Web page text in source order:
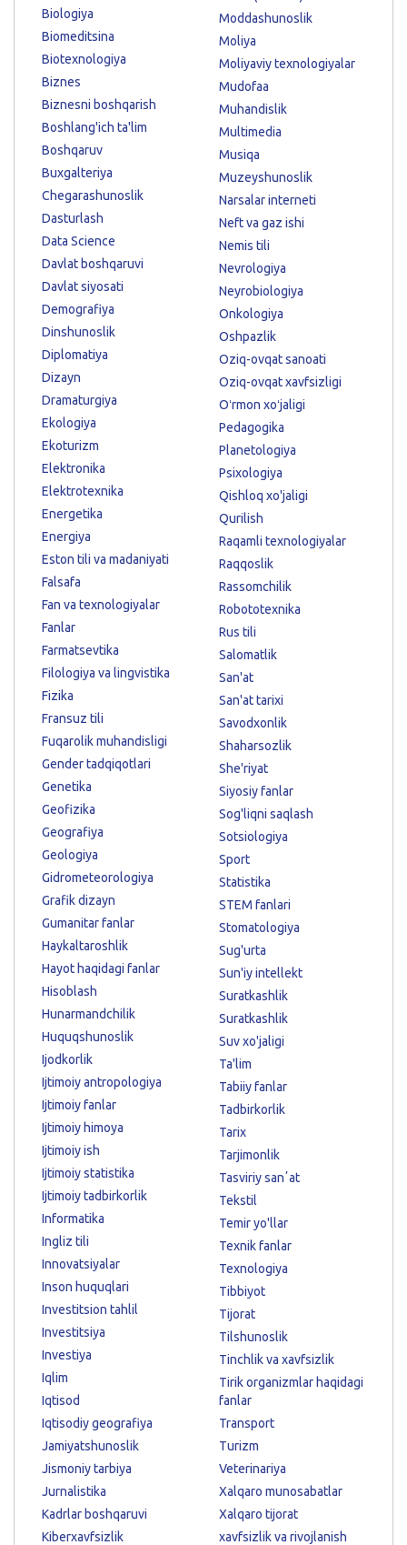
Biologiya
Biomeditsina
Biotexnologiya
Biznes
Biznesni boshqarish
Boshlang'ich ta'lim
Boshqaruv
Buxgalteriya
Chegarashunoslik
Dasturlash
Data Science
Davlat boshqaruvi
Davlat siyosati
Demografiya
Dinshunoslik
Diplomatiya
Dizayn
Dramaturgiya
Ekologiya
Ekoturizm
Elektronika
Elektrotexnika
Energetika
Energiya
Eston tili va madaniyati
Falsafa
Fan va texnologiyalar
Fanlar
Farmatsevtika
Filologiya va lingvistika
Fizika
Fransuz tili
Fuqarolik muhandisligi
Gender tadqiqotlari
Genetika
Geofizika
Geografiya
Geologiya
Gidrometeorologiya
Grafik dizayn
Gumanitar fanlar
Haykaltaroshlik
Hayot haqidagi fanlar
Hisoblash
Hunarmandchilik
Huquqshunoslik
Ijodkorlik
Ijtimoiy antropologiya
Ijtimoiy fanlar
Ijtimoiy himoya
Ijtimoiy ish
Ijtimoiy statistika
Ijtimoiy tadbirkorlik
Informatika
Ingliz tili
Innovatsiyalar
Inson huquqlari
Investitsion tahlil
Investitsiya
Investiya
Iqlim
Iqtisod
Iqtisodiy geografiya
Jamiyatshunoslik
Jismoniy tarbiya
Jurnalistika
Kadrlar boshqaruvi
Kiberxavfsizlik
Moddashunoslik
Moliya
Moliyaviy texnologiyalar
Mudofaa
Muhandislik
Multimedia
Musiqa
Muzeyshunoslik
Narsalar interneti
Neft va gaz ishi
Nemis tili
Nevrologiya
Neyrobiologiya
Onkologiya
Oshpazlik
Oziq-ovqat sanoati
Oziq-ovqat xavfsizligi
Oʻrmon xoʻjaligi
Pedagogika
Planetologiya
Psixologiya
Qishloq xo'jaligi
Qurilish
Raqamli texnologiyalar
Raqqoslik
Rassomchilik
Robototexnika
Rus tili
Salomatlik
San'at
San'at tarixi
Savodxonlik
Shaharsozlik
She'riyat
Siyosiy fanlar
Sog'liqni saqlash
Sotsiologiya
Sport
Statistika
STEM fanlari
Stomatologiya
Sug'urta
Sun'iy intellekt
Suratkashlik
Suratkashlik
Suv xo'jaligi
Ta'lim
Tabiiy fanlar
Tadbirkorlik
Tarix
Tarjimonlik
Tasviriy sanʼat
Tekstil
Temir yo'llar
Texnik fanlar
Texnologiya
Tibbiyot
Tijorat
Tilshunoslik
Tinchlik va xavfsizlik
Tirik organizmlar haqidagi
fanlar
Transport
Turizm
Veterinariya
Xalqaro munosabatlar
Xalqaro tijorat
xavfsizlik va rivojlanish